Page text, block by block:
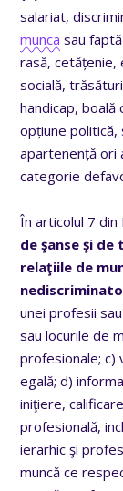
salariat,
munca sau
rasă, cetățenie,
socială,
handicap, boală
opțiune politică,
apartenență ori
categorie
În articolul 7
de şanse şi
relaţiile de
unei profesii
sau locurile de
profesionale; c)
egală; d)
iniţiere,
profesională,
ierarhic şi
muncă ce